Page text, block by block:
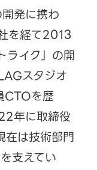
発に携わ
を経て2013
ライク」の開
スタジオ
CTOを歴
年に取締役
は技術部門
支えてい